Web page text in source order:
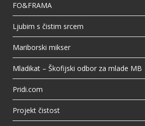
FO&FRAMA
Ljubim s čistim srcem
Mariborski mikser
Mladikat – Škofijski odbor za mlade MB
Pridi.com
Projekt čistost